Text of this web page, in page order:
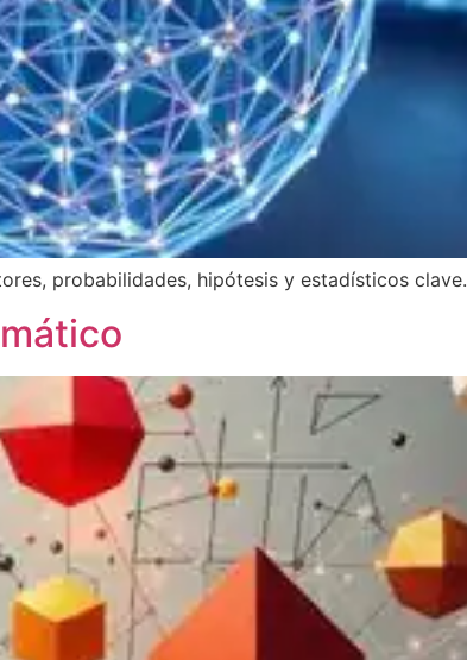
probabilidades, hipótesis y estadísticos clave.